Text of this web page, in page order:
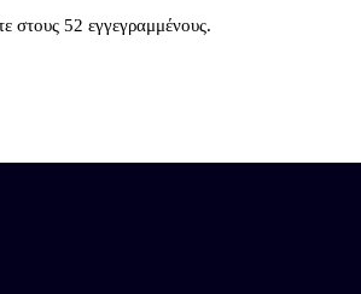
στους 52 εγγεγραμμένους.